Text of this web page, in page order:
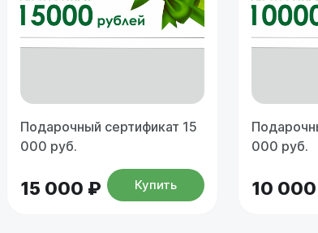
Подарочный сертификат 15
000 руб.
15 000 ₽ Купить
000 руб.
10